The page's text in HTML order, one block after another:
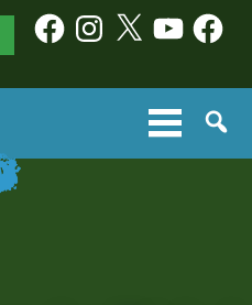
FacebookInstagram
X YouTube